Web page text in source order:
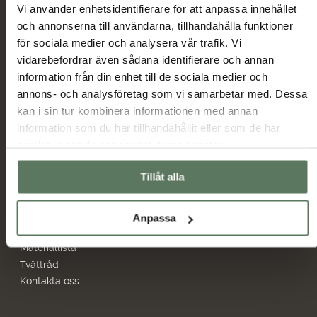
Vi använder enhetsidentifierare för att anpassa innehållet
och annonserna till användarna, tillhandahålla funktioner
för sociala medier och analysera vår trafik. Vi
vidarebefordrar även sådana identifierare och annan
information från din enhet till de sociala medier och
annons- och analysföretag som vi samarbetar med. Dessa
kan i sin tur kombinera informationen med annan
information som du har tillhandahållit eller som de har
Tillåt alla
Anpassa
Huvudmeny
Sommarrea
Dam
Herr
Information
Miljö & hållbarhet
Allmänna villkor
Ambassadörer
Frågor & svar
Materiallista
Tvättråd
Kontakta oss
Återförsäljare
Hitta butiker
Bildbank
Skicka